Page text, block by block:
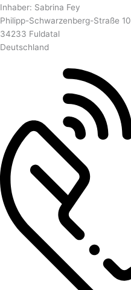
Inhaber: Sabrina Fey
Philipp-Schwarzenberg-Straße 10
34233 Fuldatal
Deutschland